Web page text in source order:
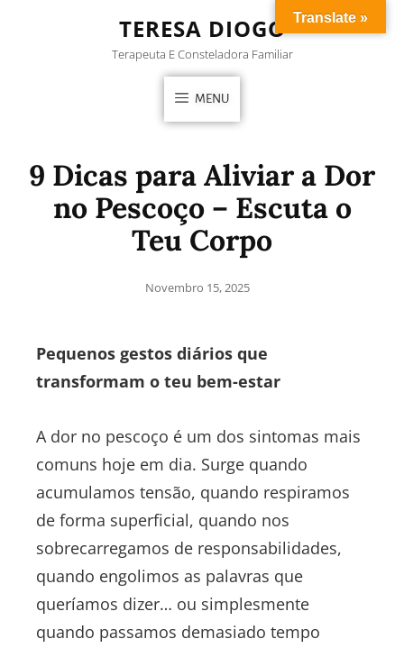
TERESA DIOGO
Terapeuta E Consteladora Familiar
MENU
9 Dicas para Aliviar a Dor
no Pescoço – Escuta o
Teu Corpo
Novembro 15, 2025
Pequenos gestos diários que
transformam o teu bem-estar
A dor no pescoço é um dos sintomas mais
comuns hoje em dia. Surge quando
acumulamos tensão, quando respiramos
de forma superficial, quando nos
sobrecarregamos de responsabilidades,
quando engolimos as palavras que
queríamos dizer… ou simplesmente
quando passamos demasiado tempo
Translate »